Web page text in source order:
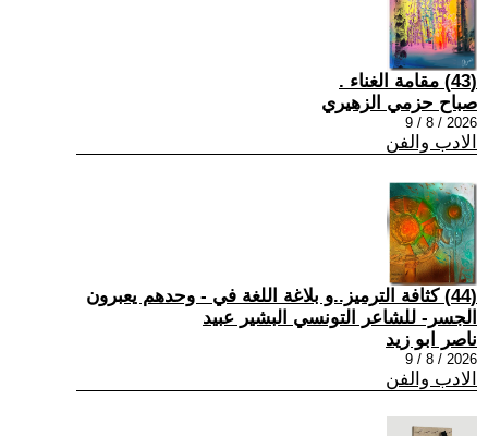
(43) مقامة الغناء .
صباح حزمي الزهيري
2026 / 8 / 9
الادب والفن
(44) كثافة الترميز..و بلاغة اللغة في - وحدهم يعبرون
الجسر- للشاعر التونسي البشير عبيد
ناصر ابو زيد
2026 / 8 / 9
الادب والفن